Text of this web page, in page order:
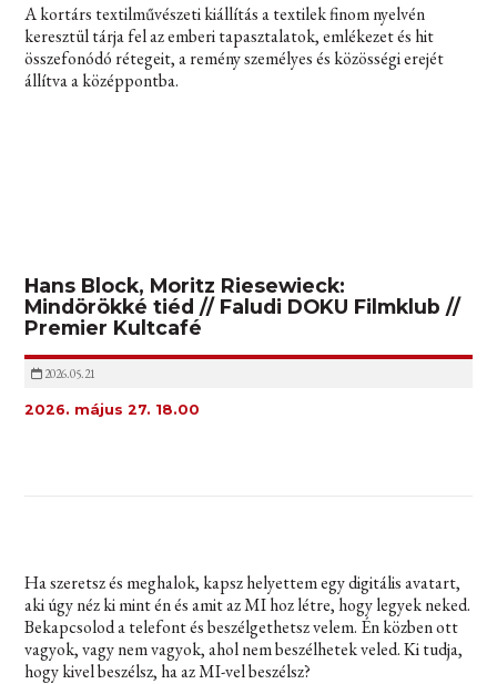
A kortárs textilművészeti kiállítás a textilek finom nyelvén
keresztül tárja fel az emberi tapasztalatok, emlékezet és hit
összefonódó rétegeit, a remény személyes és közösségi erejét
állítva a középpontba.
Hans Block, Moritz Riesewieck:
Mindörökké tiéd // Faludi DOKU Filmklub //
Premier Kultcafé
2026.05.21
2026. május 27. 18.00
Ha szeretsz és meghalok, kapsz helyettem egy digitális avatart,
aki úgy néz ki mint én és amit az MI hoz létre, hogy legyek neked.
Bekapcsolod a telefont és beszélgethetsz velem. Én közben ott
vagyok, vagy nem vagyok, ahol nem beszélhetek veled. Ki tudja,
hogy kivel beszélsz, ha az MI-vel beszélsz?